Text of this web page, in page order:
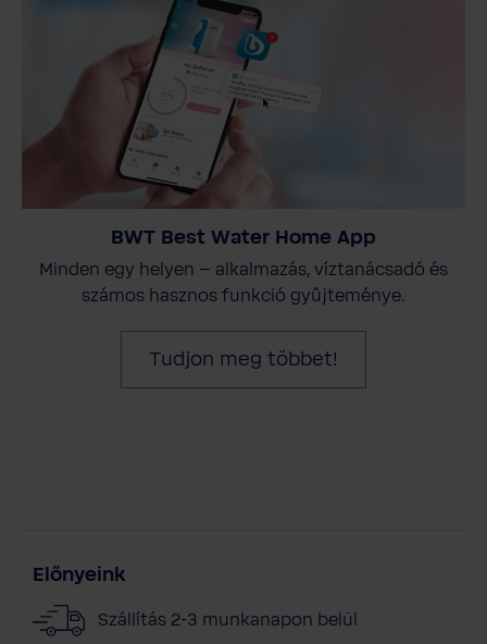
BWT Best Water Home App
Minden egy helyen – alkalmazás, víztanácsadó és
számos hasznos funkció gyűjteménye.
Tudjon meg többet!
Előnyeink
Szállítás 2-3 munkanapon belül